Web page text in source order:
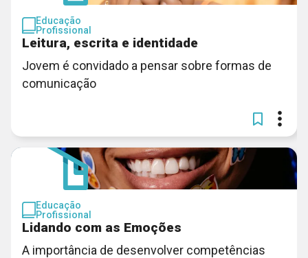
Educação
Profissional
Leitura, escrita e identidade
Jovem é convidado a pensar sobre formas de
comunicação
Educação
Profissional
Lidando com as Emoções
A importância de desenvolver competências